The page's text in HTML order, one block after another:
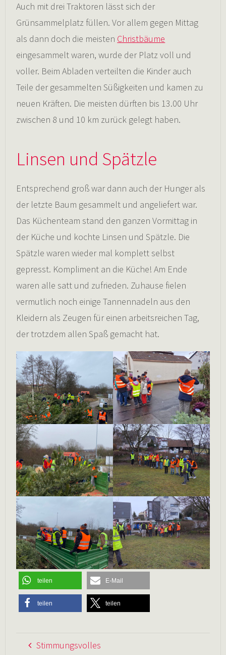
Auch mit drei Traktoren lässt sich der
Grünsammelplatz füllen. Vor allem gegen Mittag
als dann doch die meisten Christbäume
eingesammelt waren, wurde der Platz voll und
voller. Beim Abladen verteilten die Kinder auch
Teile der gesammelten Süßigkeiten und kamen zu
neuen Kräften. Die meisten dürften bis 13.00 Uhr
zwischen 8 und 10 km zurück gelegt haben.
Linsen und Spätzle
Entsprechend groß war dann auch der Hunger als
der letzte Baum gesammelt und angeliefert war.
Das Küchenteam stand den ganzen Vormittag in
der Küche und kochte Linsen und Spätzle. Die
Spätzle waren wieder mal komplett selbst
gepresst. Kompliment an die Küche! Am Ende
waren alle satt und zufrieden. Zuhause fielen
vermutlich noch einige Tannennadeln aus den
Kleidern als Zeugen für einen arbeitsreichen Tag,
der trotzdem allen Spaß gemacht hat.
teilen E-Mail
teilen teilen
Stimmungsvolles